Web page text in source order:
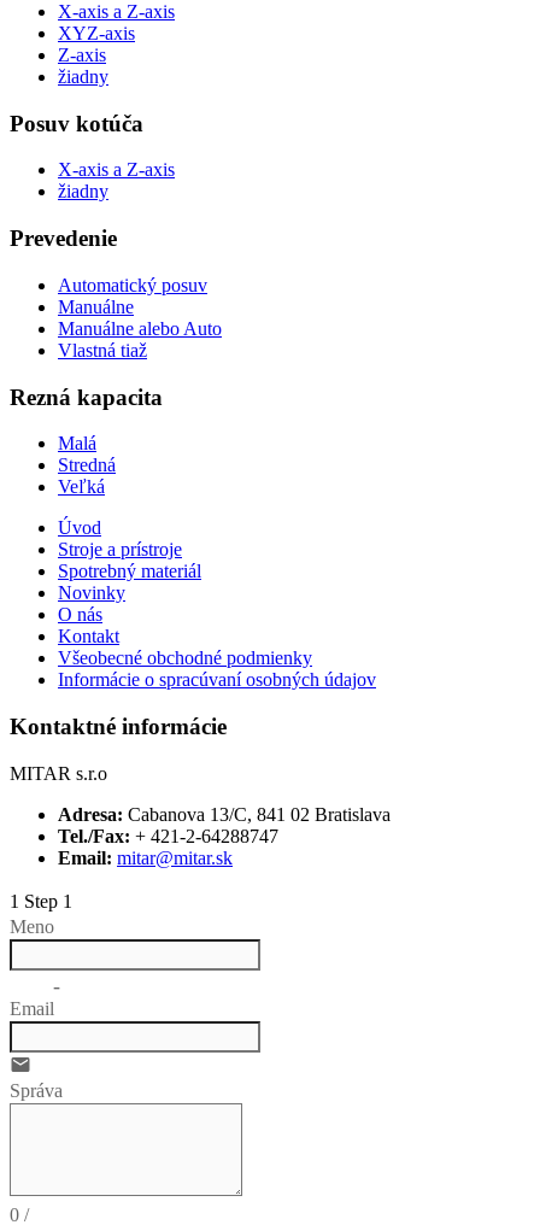
X-axis a Z-axis
XYZ-axis
Z-axis
žiadny
Posuv kotúča
X-axis a Z-axis
žiadny
Prevedenie
Automatický posuv
Manuálne
Manuálne alebo Auto
Vlastná tiaž
Rezná kapacita
Malá
Stredná
Veľká
Úvod
Stroje a prístroje
Spotrebný materiál
Novinky
O nás
Kontakt
Všeobecné obchodné podmienky
Informácie o spracúvaní osobných údajov
Kontaktné informácie
MITAR s.r.o
Adresa: Cabanova 13/C, 841 02 Bratislava
Tel./Fax: + 421-2-64288747
Email: mitar@mitar.sk
1 Step 1
Meno
no-icon
Email
email
Správa
0 /